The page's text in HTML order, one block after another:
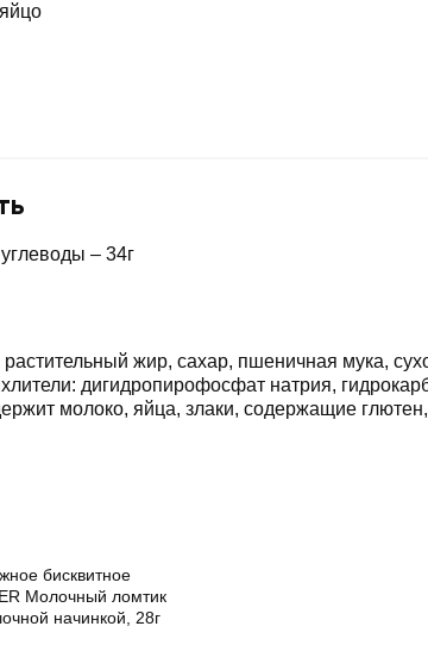
– 34г
растительный жир, сахар, пшеничная мука,
дигидропирофосфат натрия,
молоко, яйца, злаки, содержащие
бисквитное
Молочный ломтик
начинкой, 28г